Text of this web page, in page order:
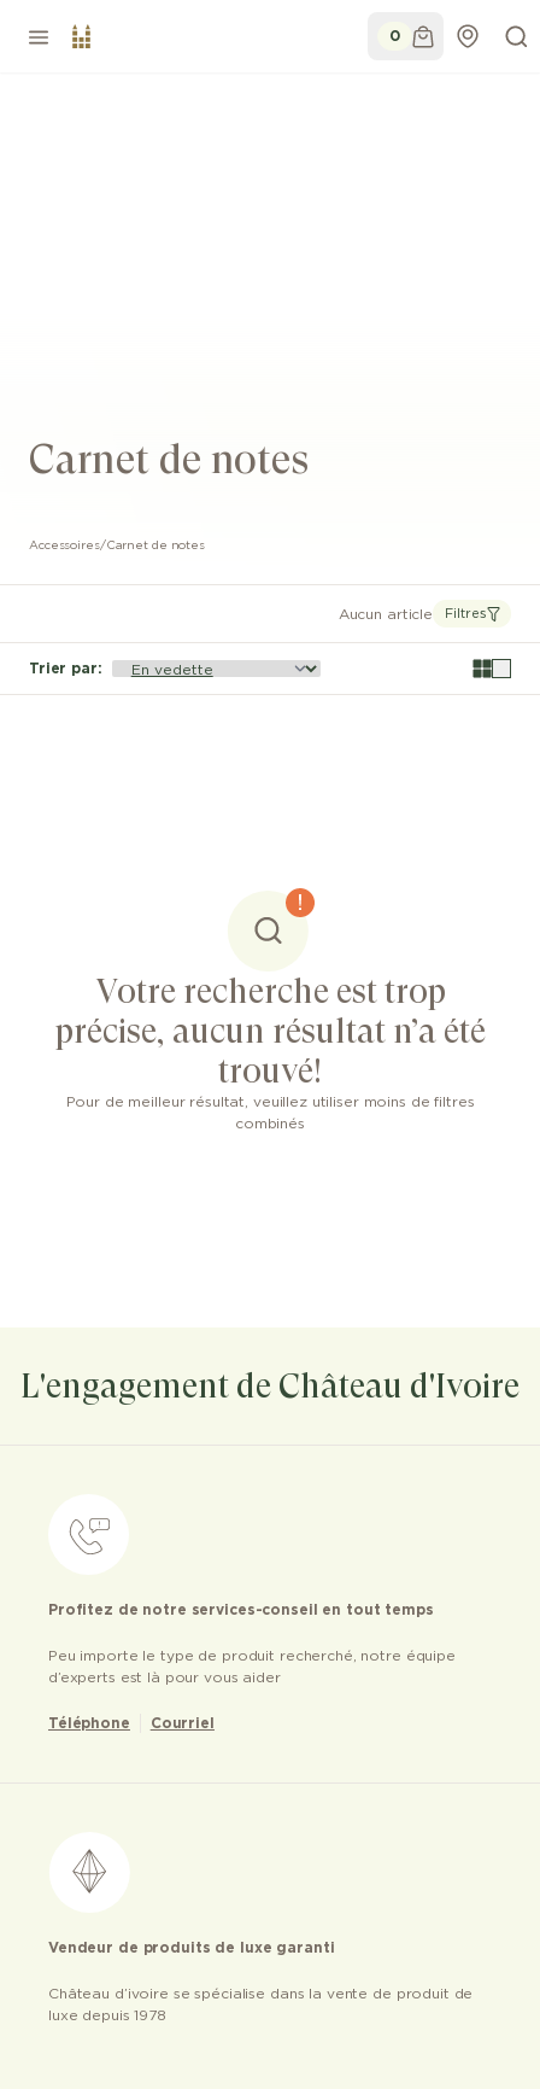
0
Carnet de notes
Accessoires/Carnet de notes
Aucun article Filtres
Trier par:
Votre recherche est trop
précise, aucun résultat n’a été
trouvé!
Pour de meilleur résultat, veuillez utiliser moins de filtres
combinés
L'engagement de Château d'Ivoire
Profitez de notre services-conseil en tout temps
Peu importe le type de produit recherché, notre équipe
d’experts est là pour vous aider
Téléphone Courriel
Vendeur de produits de luxe garanti
Château d’ivoire se spécialise dans la vente de produit de
luxe depuis 1978